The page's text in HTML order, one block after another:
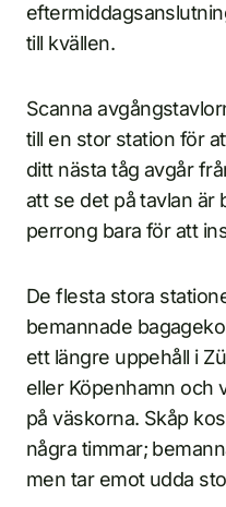
till kvällen.
Scanna
till en stor station för
ditt nästa tåg avgår
att se det på tavlan är
perrong bara för att
De flesta stora
bemannade
ett längre uppehåll i
eller Köpenhamn och
på väskorna. Skåp
några timmar;
men tar emot udda